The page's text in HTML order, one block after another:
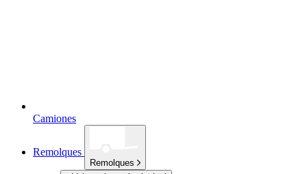
Camiones
Remolques
Remolques